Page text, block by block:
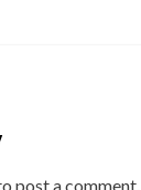
post a comment.